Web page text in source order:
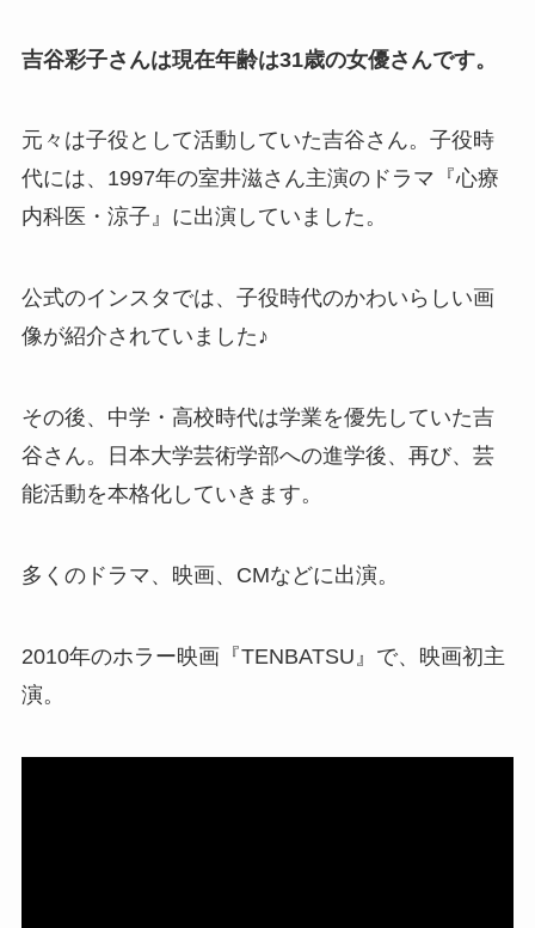
吉谷彩子さんは現在年齢は31歳の女優さんです。
元々は子役として活動していた吉谷さん。子役時
代には、1997年の室井滋さん主演のドラマ『心療
内科医・涼子』に出演していました。
公式のインスタでは、子役時代のかわいらしい画
像が紹介されていました♪
その後、中学・高校時代は学業を優先していた吉
谷さん。
日本大学芸術学部への進学後、再び、芸
能活動を本格化していきます。
多くのドラマ、映画、CMなどに出演。
2010年のホラー映画『TENBATSU 』で、映画初主
演。